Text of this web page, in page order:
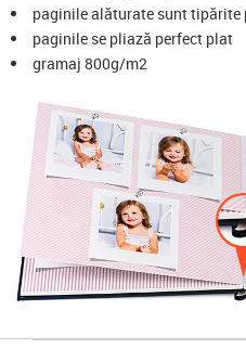
paginile alăturate sunt tipărite
paginile se pliază perfect plat
gramaj 800g/m2